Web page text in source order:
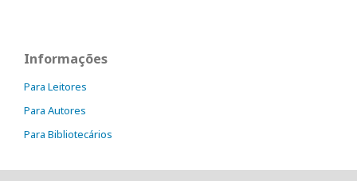
Informações
Para Leitores
Para Autores
Para Bibliotecários